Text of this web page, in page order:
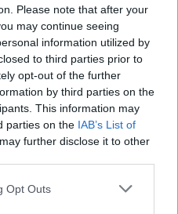
Please note that after your
may continue seeing
information utilized by
to third parties prior to
opt-out of the further
by third parties on the
This information may
parties on the IAB’s List of
further disclose it to other
uses one or more Google
Opt Outs
svuotano le suite: furto da
sole e caldo tornano
chiuse ancora fino a